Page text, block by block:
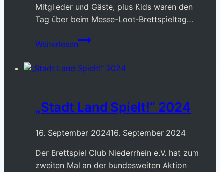
Mitglieder und Gäste, plus Kids waren den
Tag über beim Messe-Loot-Brettspieltag…
Weiterlesen
Messe-
Loot
Brettspiel-
Tag
„Stadt Land Spielt!“ 2024
16. September 202416. September 2024
Der Brettspiel Club Niederrhein e.V. hat zum
zweiten Mal an der bundesweiten Aktion